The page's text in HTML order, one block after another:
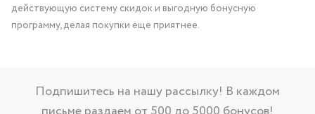
действующую систему скидок и выгодную бонусную
программу, делая покупки еще приятнее.
Подпишитесь на нашу рассылку! В каждом